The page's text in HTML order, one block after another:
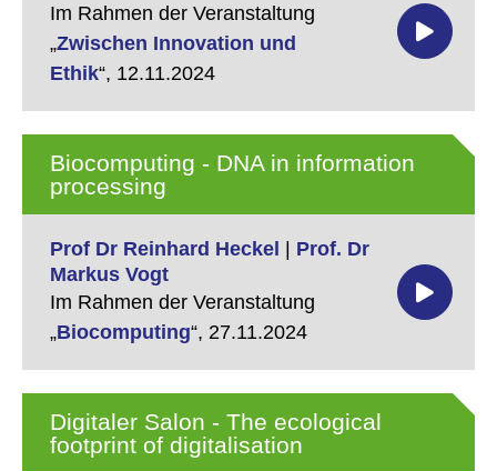
Im Rahmen der Veranstaltung
„Zwischen Innovation und
Ethik“, 12.11.2024
Biocomputing - DNA in information
processing
Prof Dr Reinhard Heckel
Prof. Dr
Markus Vogt
Im Rahmen der Veranstaltung
„Biocomputing“, 27.11.2024
Digitaler Salon - The ecological
footprint of digitalisation